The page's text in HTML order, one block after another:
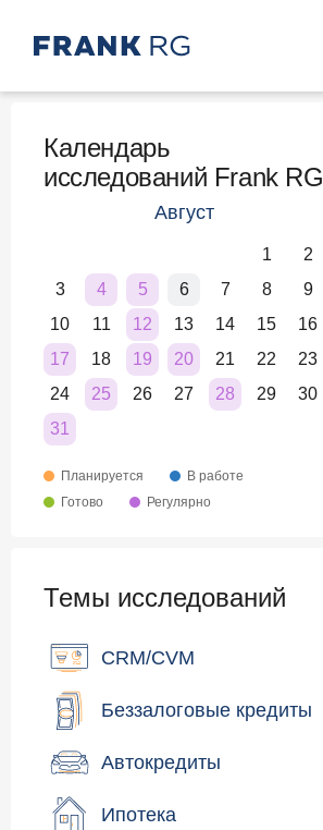
Календарь
исследований Frank RG
Август
1
2
3
4 5 6 7 8
9
10
11 12 13 14 15
16
17
18 19 20 21 22
23
24
25 26 27 28 29
30
31
Планируется
В работе
Готово
Регулярно
Темы исследований
CRM/CVM
Беззалоговые кредиты
Автокредиты
Ипотека